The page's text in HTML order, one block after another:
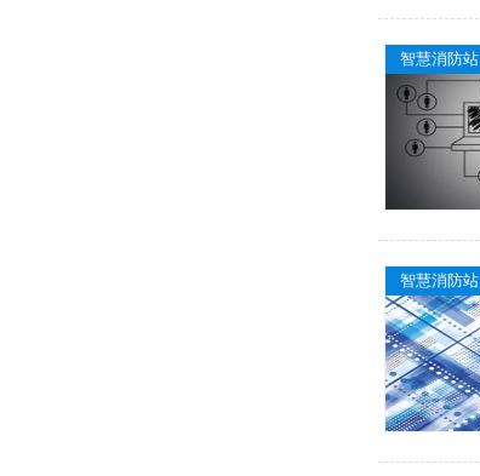
智慧消防站
智慧消防站